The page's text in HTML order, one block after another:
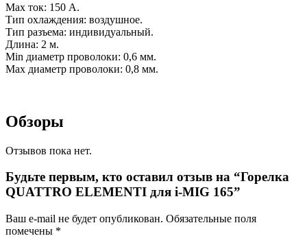
Max ток: 150 А.
Тип охлаждения: воздушное.
Тип разъема: индивидуальный.
Длина: 2 м.
Min диаметр проволоки: 0,6 мм.
Max диаметр проволоки: 0,8 мм.
Обзоры
Отзывов пока нет.
Будьте первым, кто оставил отзыв на “Горелка
QUATTRO ELEMENTI для i-MIG 165”
Ваш e-mail не будет опубликован. Обязательные поля
помечены *